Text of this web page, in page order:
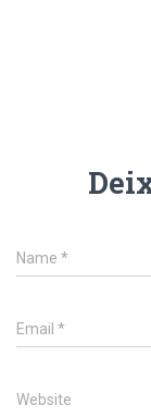
Name *
Email *
Website